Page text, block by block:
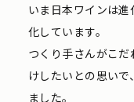
いま日本ワインは
化しています。
つくり手さんがこ
けしたいとの思い
ました。